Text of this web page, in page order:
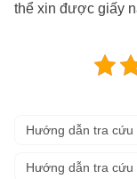
thể xin được giấy
Hướng dẫn tra cứu
Hướng dẫn tra